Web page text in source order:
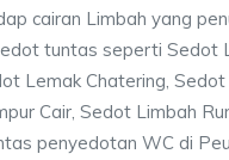
cairan Limbah yang
tuntas seperti Sedot
Lemak Chatering, Sedot
Cair, Sedot Limbah
penyedotan WC di